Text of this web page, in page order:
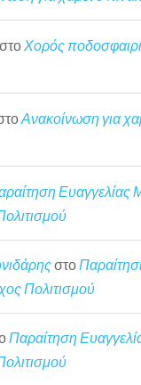
στο Χορός
Ανακοίνωση για
Ευαγγελίας
στο
Πολιτισμού
Παραίτηση